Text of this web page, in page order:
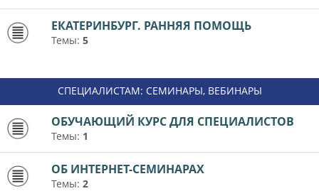
ЕКАТЕРИНБУРГ. РАННЯЯ ПОМОЩЬ
Темы: 5
СПЕЦИАЛИСТАМ: СЕМИНАРЫ, ВЕБИНАРЫ
ОБУЧАЮЩИЙ КУРС ДЛЯ СПЕЦИАЛИСТОВ
Темы: 1
ОБ ИНТЕРНЕТ-СЕМИНАРАХ
Темы: 2